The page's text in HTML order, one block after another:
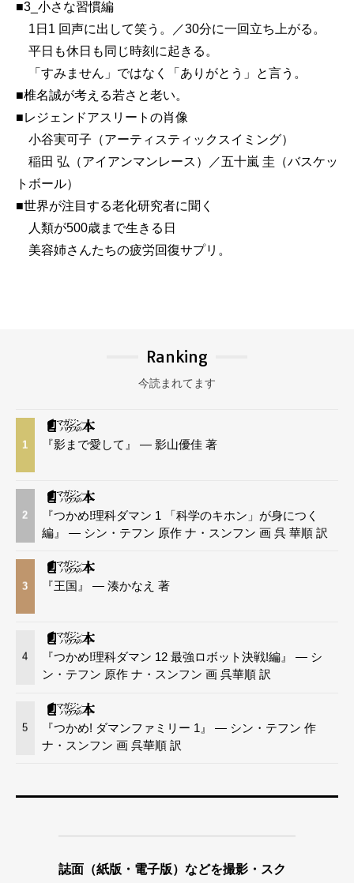
■3_小さな習慣編
1日1 回声に出して笑う。／30分に一回立ち上がる。
平日も休日も同じ時刻に起きる。
「すみません」ではなく「ありがとう」と言う。
■椎名誠が考える若さと老い。
■レジェンドアスリートの肖像
小谷実可子（アーティスティックスイミング）
稲田 弘（アイアンマンレース）／五十嵐 圭（バスケッ
トボール）
■世界が注目する老化研究者に聞く
人類が500歳まで生きる日
美容姉さんたちの疲労回復サプリ。
Ranking
今読まれてます
1 『影まで愛して』 — 影山優佳 著
2
『つかめ!理科ダマン 1 「科学のキホン」が身につく
編』 — シン・テフン 原作 ナ・スンフン 画 呉 華順 訳
3 『王国』 — 湊かなえ 著
4
『つかめ!理科ダマン 12 最強ロボット決戦!編』 — シ
ン・テフン 原作 ナ・スンフン 画 呉華順 訳
5
『つかめ! ダマンファミリー 1』 — シン・テフン 作
ナ・スンフン 画 呉華順 訳
誌面（紙版・電子版）などを撮影・スク